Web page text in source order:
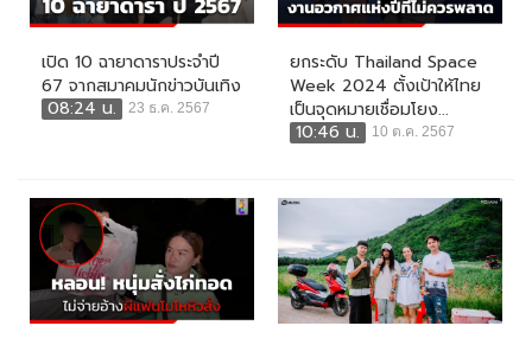
เปิด 10 ฉายาดาราประจำปี
67 จากสมาคมนักข่าวบันเทิง
08:24 น.
23 ธ.ค. 2567
ยกระดับ Thailand Space
Week 2024 ตั้งเป้าให้ไทย
เป็นจุดหมายเชื่อมโยง...
10:46 น.
10 ต.ค. 2567